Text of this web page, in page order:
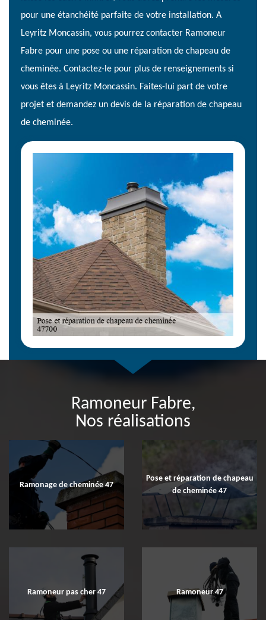
pour une étanchéité parfaite de votre installation. A
Leyritz Moncassin, vous pourrez contacter Ramoneur
Fabre pour une pose ou une réparation de chapeau de
cheminée. Contactez-le pour plus de renseignements si
vous êtes à Leyritz Moncassin. Faites-lui part de votre
projet et demandez un devis de la réparation de chapeau
de cheminée.
Ramoneur Fabre,
Nos réalisations
Ramonage de cheminée 47
Pose et réparation de chapeau
de cheminée 47
Ramoneur pas cher 47 Ramoneur 47